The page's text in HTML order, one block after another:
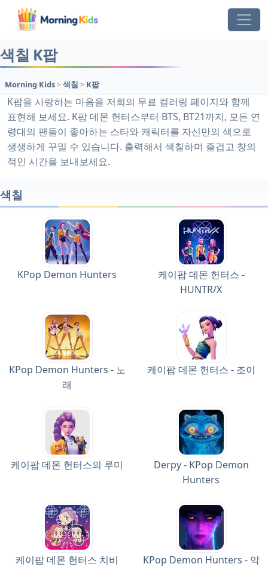
색칠 K팝
Morning Kids>색칠 > K팝
K팝을 사랑하는 마음을 저희의 무료 컬러링 페이지와 함께
표현해 보세요. K팝 데몬 헌터스부터 BTS, BT21까지, 모든 연
령대의 팬들이 좋아하는 스타와 캐릭터를 자신만의 색으로
생생하게 꾸밀 수 있습니다. 출력해서 색칠하며 즐겁고 창의
적인 시간을 보내보세요.
색칠
KPop Demon Hunters
케이팝 데몬 헌터스 -
HUNTR/X
KPop Demon Hunters - 노
래
케이팝 데몬 헌터스 - 조이
케이팝 데몬 헌터스의 루미
Derpy - KPop Demon
Hunters
케이팝 데몬 헌터스 치비
KPop Demon Hunters - 악